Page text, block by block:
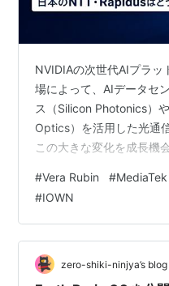
NVIDIAの次世代AIプラッ
場によって、AIデータセ
ス（Silicon Photonics）
Optics）を活用した光通
この大きな変化を成長機
方、日本でもNTTの
戦略、富士通・NECの光
住友電工の光部材技術が
Vera Rubinが光通信需要
AIブ…
#Vera Rubin #MediaTek
#IOWN
zero-shiki-ninjya’s blog